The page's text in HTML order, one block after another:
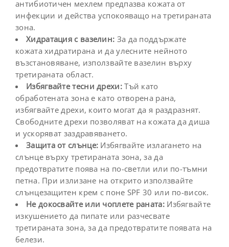
антибиотичен мехлем предпазва кожата от
инфекции и действа успокояващо на третираната
зона.
Хидратация с вазелин: За да поддържате
кожата хидратирана и да улесните нейното
възстановяване, използвайте вазелин върху
третираната област.
Избягвайте тесни дрехи:Тъй като
обработената зона е като отворена рана,
избягвайте дрехи, които могат да я раздразнят.
Свободните дрехи позволяват на кожата да диша
и ускоряват заздравяването.
Защита от слънце: Избягвайте излагането на
слънце върху третираната зона, за да
предотвратите поява на по-светли или по-тъмни
петна. При излизане на открито използвайте
слънцезащитен крем с поне SPF 30 или по-висок.
Не докосвайте или чоплете раната:Избягвайте
изкушението да пипате или разчесвате
третираната зона, за да предотвратите появата на
белези.